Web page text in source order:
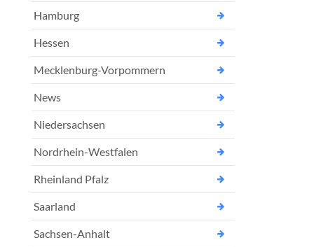
Hamburg
Hessen
Mecklenburg-Vorpommern
News
Niedersachsen
Nordrhein-Westfalen
Rheinland Pfalz
Saarland
Sachsen-Anhalt